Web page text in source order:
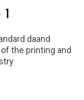
daand
the printing and